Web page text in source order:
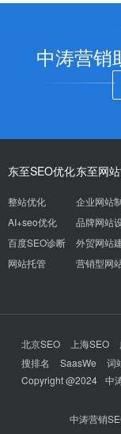
中涛营销
东至SEO优化
整站优化
AI+seo优化
百度SEO诊断
网站托管
东至网
企业网站
品牌网站
外贸网站
营销型网
北京SEO 上海SEO
搜排名
SaasWe 词
Copyright @2024 中
中涛营销